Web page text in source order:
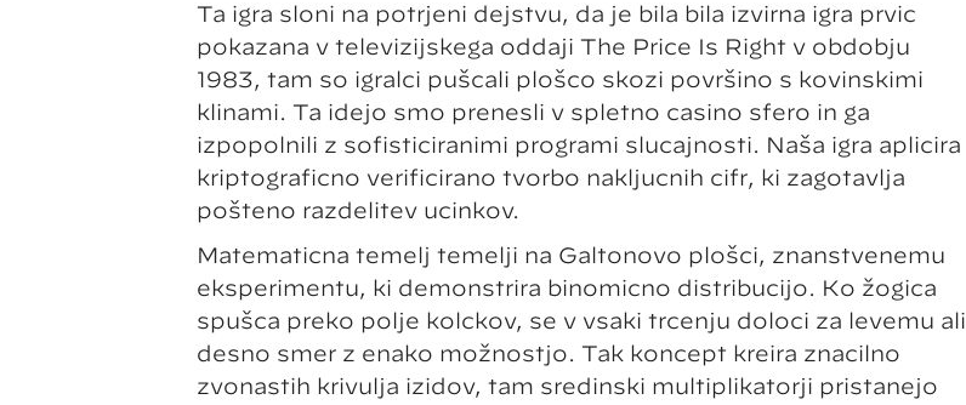
Ta igra sloni na potrjeni dejstvu, da je bila bila izvirna igra prvič
pokazana v televizijskega oddaji The Price Is Right v obdobju
1983, tam so igralci puščali ploščo skozi površino s kovinskimi
klinami. Ta idejo smo prenesli v spletno casino sfero in ga
izpopolnili z sofisticiranimi programi slučajnosti. Naša igra aplicira
kriptografično verificirano tvorbo naključnih cifr, ki zagotavlja
pošteno razdelitev učinkov.
Matematična temelj temelji na Galtonovo plošči, znanstvenemu
eksperimentu, ki demonstrira binomično distribucijo. Ko žogica
spušča preko polje kolčkov, se v vsaki trčenju določi za levemu ali
desno smer z enako možnostjo. Tak koncept kreira značilno
zvonastih krivulja izidov, tam sredinski multiplikatorji pristanejo